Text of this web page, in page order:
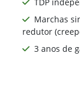
Marchas
redutor
3 anos de